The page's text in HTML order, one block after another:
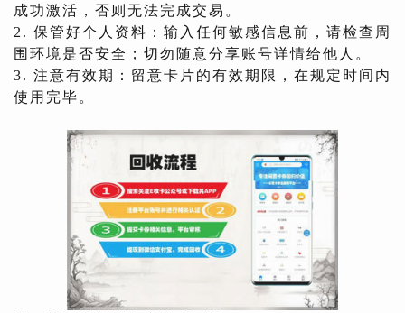
成功激活，否则无法完成交易。
2. 保管好个人资料：输入任何敏感信息前，请检查周
围环境是否安全；切勿随意分享账号详情给他人。
3. 注意有效期：留意卡片的有效期限，在规定时间内
使用完毕。